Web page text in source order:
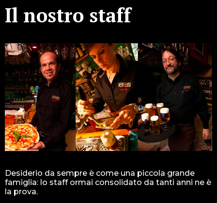
Il nostro staff
Desiderio da sempre è come una piccola grande
famiglia: lo staff ormai consolidato da tanti anni ne è
la prova.